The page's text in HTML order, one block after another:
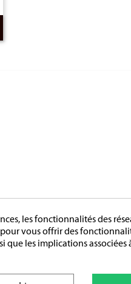
les fonctionnalités des
vous offrir des
que les implications